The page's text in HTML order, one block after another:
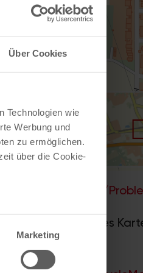
Über Cookies
Technologien wie
Werbung und
zu ermöglichen.
über die Cookie-
imAbschnitt
Marketing
Fehler/
. Bei Auswahl des